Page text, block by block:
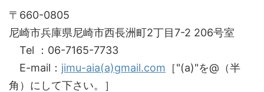
〒660-0805
尼崎市兵庫県尼崎市西長洲町2丁目7-2 206号室
Tel ：06-7165-7733
E-mail： jimu-aia(a)gmail.com ［"(a)"を@（半
角）にして下さい。］